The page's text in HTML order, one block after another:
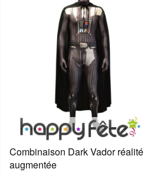
Combinaison Dark Vador réalité
augmentée